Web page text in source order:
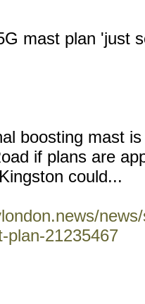
mast plan 'just
boosting mast
if plans are
could...
plan-21235467